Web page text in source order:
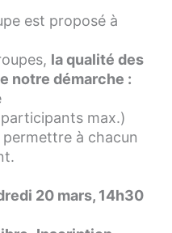
est proposé à
la qualité des
notre démarche :
max.)
à chacun
20 mars, 14h30